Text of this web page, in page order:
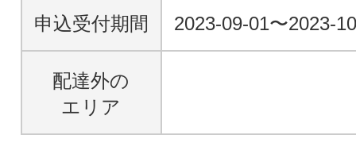
申込受付期間 2023-09-01〜2023-
配達外の
エリア